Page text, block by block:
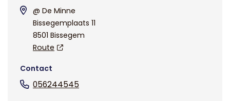
@ De Minne
Bissegemplaats 11
8501 Bissegem
Route
Contact
056244545